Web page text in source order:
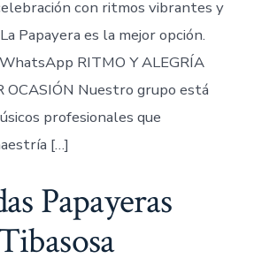
con ritmos vibrantes y
Papayera es la mejor opción.
RITMO Y ALEGRÍA
OCASIÓN Nuestro grupo está
profesionales que
[…]
Papayeras